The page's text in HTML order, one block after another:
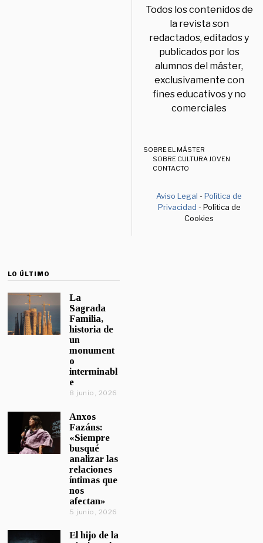
Todos los contenidos de
la revista son
redactados, editados y
publicados por los
alumnos del máster,
exclusivamente con
fines educativos y no
comerciales
SOBRE EL MÁSTER
SOBRE CULTURA JOVEN
CONTACTO
Aviso Legal -Política de
Privacidad - Política de
Cookies
LO ÚLTIMO
La
Sagrada
Familia,
historia de
un
monument
o
interminabl
e
8 junio, 2026
Anxos
Fazáns:
«Siempre
busqué
analizar las
relaciones
íntimas que
nos
afectan»
5 junio, 2026
El hijo de la